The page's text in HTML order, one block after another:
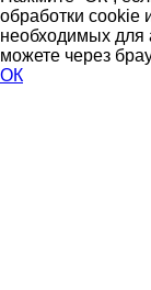
обработки cookie
необходимых для
можете через
ОК